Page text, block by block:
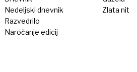
Nedeljski dnevnik
Razvedrilo
Naročanje edicij
Zlata nit